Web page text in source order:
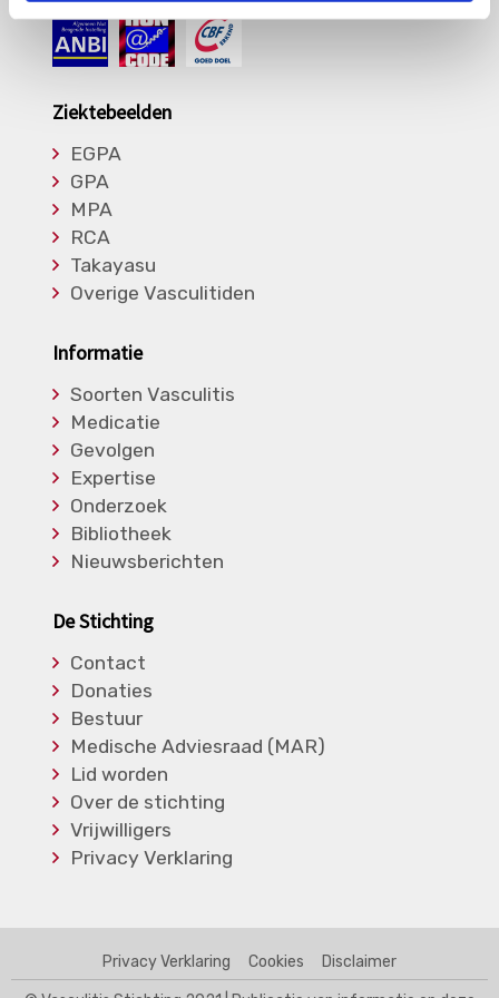
Ziektebeelden
EGPA
GPA
MPA
RCA
Takayasu
Overige Vasculitiden
Informatie
Soorten Vasculitis
Medicatie
Gevolgen
Expertise
Onderzoek
Bibliotheek
Nieuwsberichten
De Stichting
Contact
Donaties
Bestuur
Medische Adviesraad (MAR)
Lid worden
Over de stichting
Vrijwilligers
Privacy Verklaring
Privacy Verklaring Cookies Disclaimer